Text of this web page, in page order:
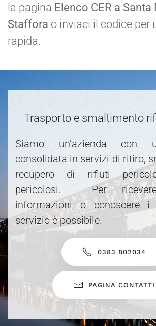
la pagina Elenco CER a
Staffora o inviaci il codice per
rapida.
Trasporto e smaltimento
Siamo un’azienda con
consolidata in servizi di ritiro,
recupero di rifiuti
pericolosi. Per
informazioni o conoscere i
servizio è possibile.
0383 802034
PAGINA CONTATTI